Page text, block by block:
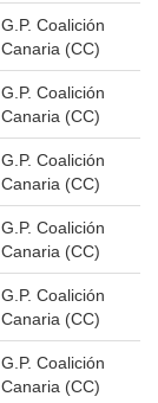
G.P. Coalición
Canaria (CC)
G.P. Coalición
Canaria (CC)
G.P. Coalición
Canaria (CC)
G.P. Coalición
Canaria (CC)
G.P. Coalición
Canaria (CC)
G.P. Coalición
Canaria (CC)